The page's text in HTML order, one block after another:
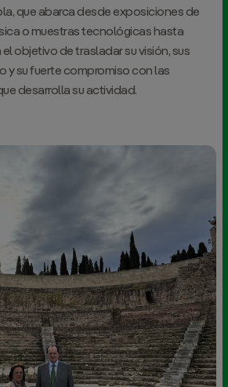
que abarca desde exposiciones de
o muestras tecnológicas hasta
objetivo de trasladar su visión, sus
y su fuerte compromiso con las
desarrolla su actividad.